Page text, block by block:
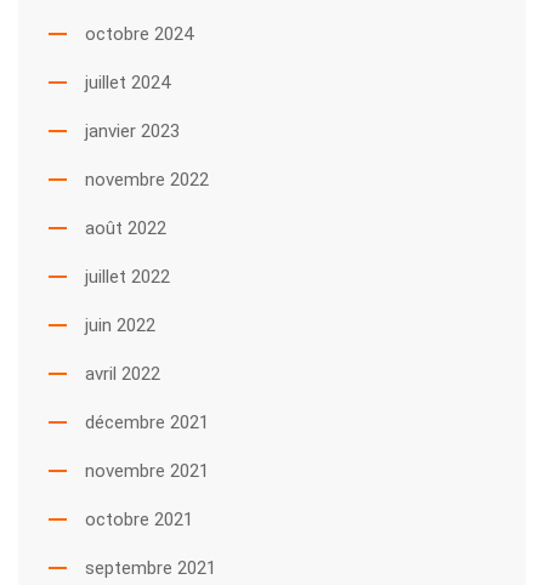
octobre 2024
juillet 2024
janvier 2023
novembre 2022
août 2022
juillet 2022
juin 2022
avril 2022
décembre 2021
novembre 2021
octobre 2021
septembre 2021